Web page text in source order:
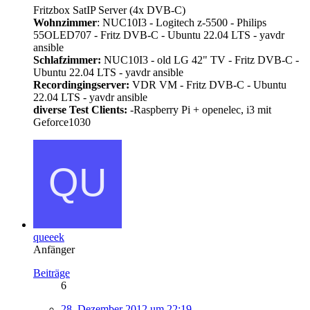
Fritzbox SatIP Server (4x DVB-C)
Wohnzimmer: NUC10I3 - Logitech z-5500 - Philips
55OLED707 - Fritz DVB-C - Ubuntu 22.04 LTS - yavdr
ansible
Schlafzimmer: NUC10I3 - old LG 42" TV - Fritz DVB-C -
Ubuntu 22.04 LTS - yavdr ansible
Recordingingserver: VDR VM - Fritz DVB-C - Ubuntu
22.04 LTS - yavdr ansible
diverse Test Clients: -Raspberry Pi + openelec, i3 mit
Geforce1030
queeek
Anfänger
Beiträge
6